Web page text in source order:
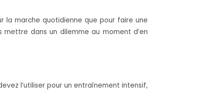
la marche quotidienne que pour faire une
dans un dilemme au moment d’en
l’utiliser pour un entraînement intensif,